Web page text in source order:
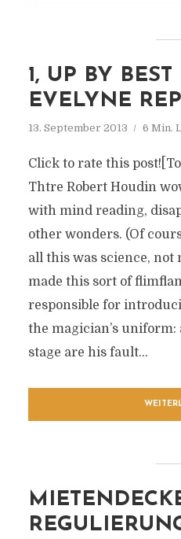
1, UP BY
EVELYNE
13. September 2013 6 Min.
Click to rate this
Thtre Robert Houdin
with mind reading,
other wonders. (Of
all this was science, not
made this sort of
responsible for
the magician’s uniform:
stage are his fault...